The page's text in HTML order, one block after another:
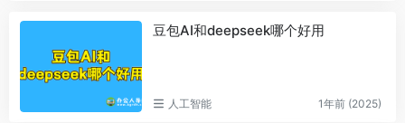
豆包AI和deepseek哪个好用
人工智能 1年前 (2025)